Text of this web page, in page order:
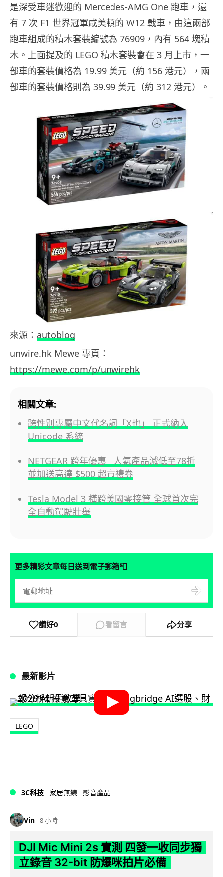
是深受車迷歡迎的 Mercedes-AMG One 跑車，還
有 7 次 F1 世界冠軍咸美頓的 W12 戰車，由這兩部
跑車組成的積木套裝編號為 76909，內有 564 塊積
木。上面提及的 LEGO 積木套裝會在 3 月上市，一
部車的套裝價格為 19.99 美元（約 156 港元），兩
部車的套裝價格則為 39.99 美元（約 312 港元）。
來源： autoblog
unwire.hk Mewe 專頁：
https://mewe.com/p/unwirehk
相關文章:
跨性別專屬中文代名詞「X也」 正式納入
Unicode 系統
NETGEAR 跨年優惠 人氣產品減低至78折
並加送高達 $500 超市禮券
Tesla Model 3 橫跨美國零接管 全球首次完
全自動駕駛壯舉
更多精彩文章每日送到電子郵箱📮
讚好0 看留言 分享
最新影片
LEGO
3C科技 家居無線 影音產品
Vin 8 小時
DJI Mic Mini 2s 實測 四發一收同步獨
立錄音 32-bit 防爆咪拍片必備